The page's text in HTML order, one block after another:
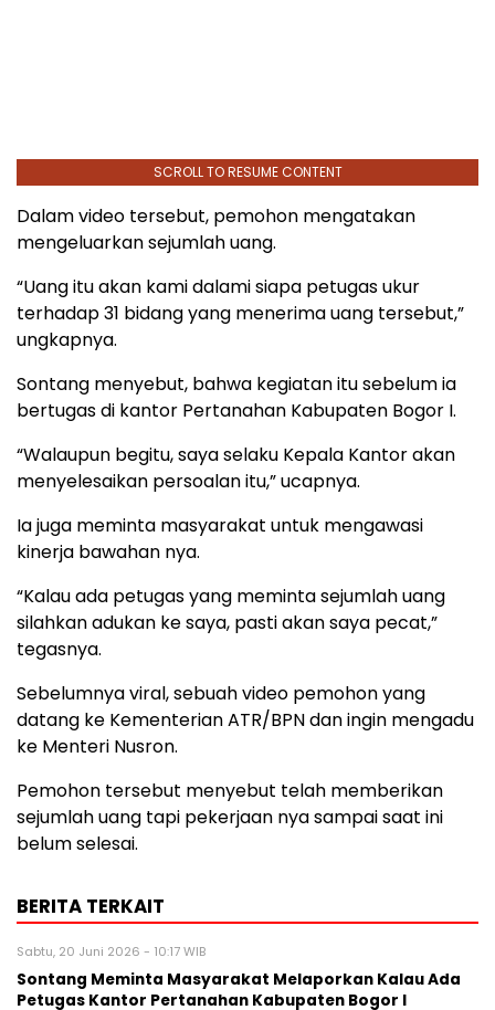
SCROLL TO RESUME CONTENT
Dalam video tersebut, pemohon mengatakan
mengeluarkan sejumlah uang.
“Uang itu akan kami dalami siapa petugas ukur
terhadap 31 bidang yang menerima uang tersebut,”
ungkapnya.
Sontang menyebut, bahwa kegiatan itu sebelum ia
bertugas di kantor Pertanahan Kabupaten Bogor I.
“Walaupun begitu, saya selaku Kepala Kantor akan
menyelesaikan persoalan itu,” ucapnya.
Ia juga meminta masyarakat untuk mengawasi
kinerja bawahan nya.
“Kalau ada petugas yang meminta sejumlah uang
silahkan adukan ke saya, pasti akan saya pecat,”
tegasnya.
Sebelumnya viral, sebuah video pemohon yang
datang ke Kementerian ATR/BPN dan ingin mengadu
ke Menteri Nusron.
Pemohon tersebut menyebut telah memberikan
sejumlah uang tapi pekerjaan nya sampai saat ini
belum selesai.
BERITA TERKAIT
Sabtu, 20 Juni 2026 - 10:17 WIB
Sontang Meminta Masyarakat Melaporkan Kalau Ada
Petugas Kantor Pertanahan Kabupaten Bogor I